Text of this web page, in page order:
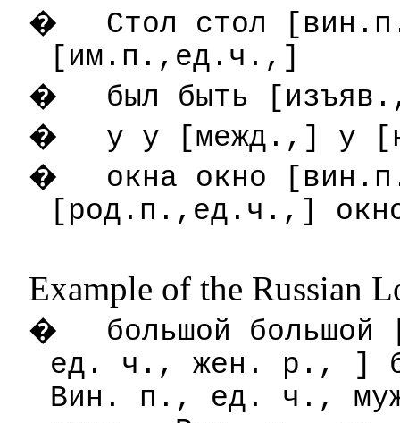
�
Стол стол
[им.п.,ед.ч.,]
� был быть
� у у [межд.,] у
�
окна окно
[род.п.,ед.ч.,]
Example of the Russian
�
большой
ед. ч., жен. р., ]
Вин. п., ед. ч.,